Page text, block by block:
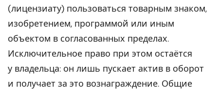
(лицензиату) пользоваться товарным знаком,
изобретением, программой или иным
объектом в согласованных пределах.
Исключительное право при этом остаётся
у владельца: он лишь пускает актив в оборот
и получает за это вознаграждение. Общие